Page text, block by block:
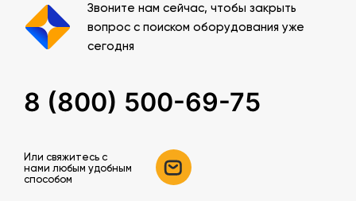
Звоните нам сейчас, чтобы закрыть
вопрос с поиском оборудования уже
сегодня
8 (800) 500-69-75
Или свяжитесь c
нами любым удобным
способом